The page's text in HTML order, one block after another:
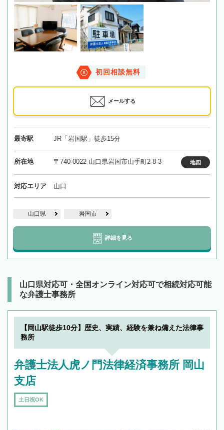
初回相談無料
メールする
最寄駅 JR「岩国駅」徒歩15分
所在地 〒740-0022 山口県岩国市山手町2-8-3 地図
対応エリア 山口
山口県 岩国市
詳細を見る
山口県対応可・全国オンライン対応可で相続対応可能
な弁護士事務所
【岡山駅徒歩10分】歴史、実績、経験を兼ね備えた法律事
務所
弁護士法人虎ノ門法律経済事務所 岡山
支店
土日祝OK